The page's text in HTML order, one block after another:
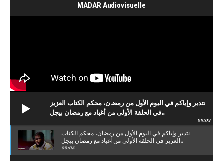
MADAR Audiovisuelle
نتدبر وإياكم في اليوم الأول من رمضان، محكم الكتاب العزيز
في الحلقة الأولى من أغباد مع رمضان بيجل..
09:03
نتدبر وإياكم في اليوم الأول من رمضان، محكم الكتاب
العزيز في الحلقة الأولى من أغباد مع رمضان بيجل..
09:03